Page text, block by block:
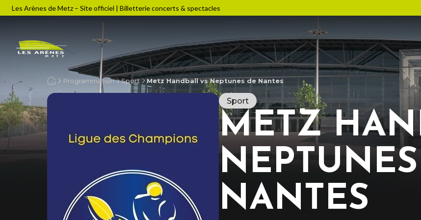
Les Arènes de Metz – Site officiel | Billetterie concerts & spectacles
Programmation Sport Metz Handball vs Neptunes de Nantes
Sport
METZ
NANTES